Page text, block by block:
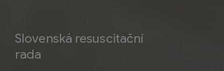
Slovenská resuscitační
rada